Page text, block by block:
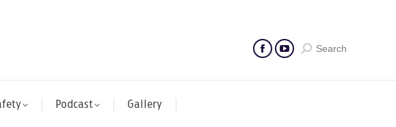
Search
Podcast Gallery